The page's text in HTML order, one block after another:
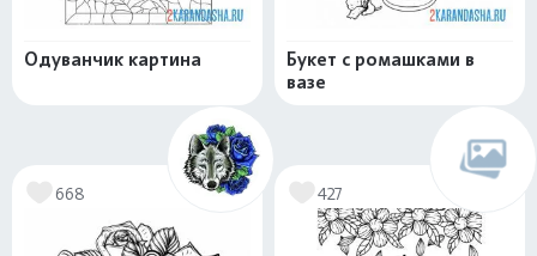
Одуванчик картина
Букет с ромашками в
вазе
668 427